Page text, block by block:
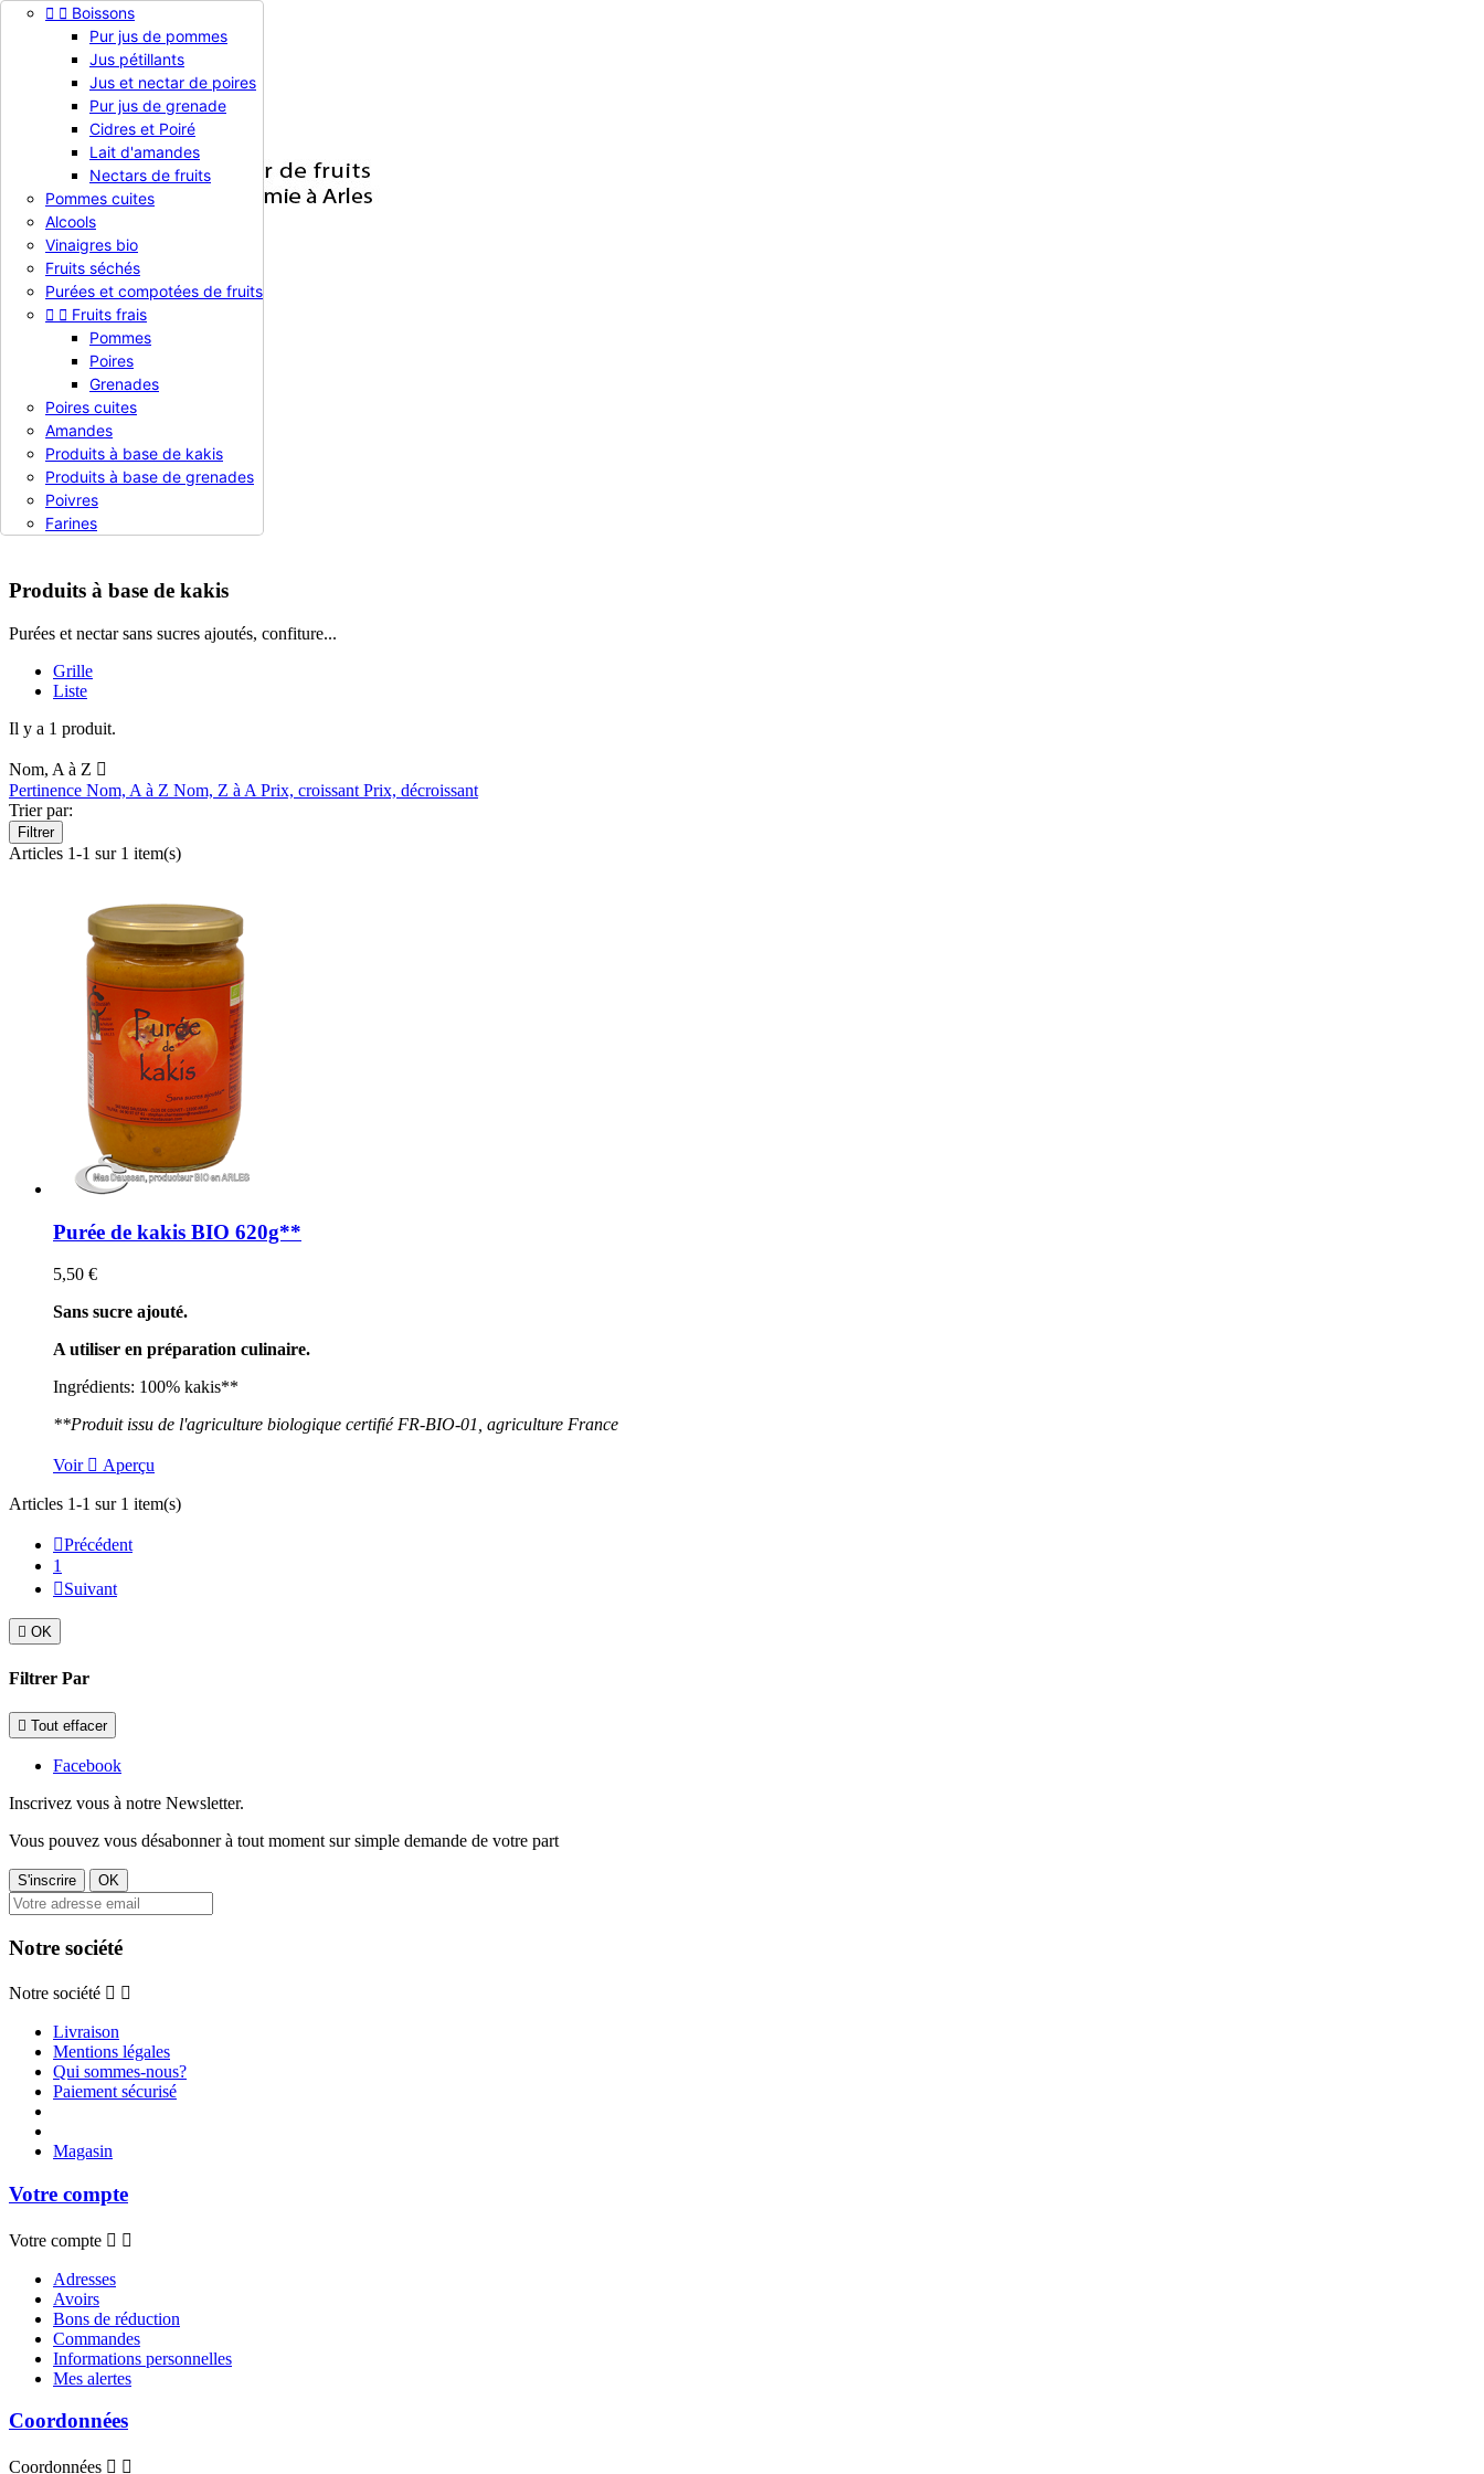
Connexion
Toutes les catégories
Nos Produits
  Boissons
Pur jus de pommes
Jus pétillants
Jus et nectar de poires
Pur jus de grenade
Cidres et Poiré
Lait d'amandes
Nectars de fruits
Pommes cuites
Alcools
Vinaigres bio
Fruits séchés
Purées et compotées de fruits
  Fruits frais
Pommes
Poires
Grenades
Poires cuites
Amandes
Produits à base de kakis
Produits à base de grenades
Poivres
Farines
NOS CERTIFICATS
Agenda
PRESSE
Panier Produit(0)
Accueil
Nos Produits
Produits à base de kakis
Produits à base de kakis
Purées et nectar sans sucres ajoutés, confiture...
Grille
Liste
Il y a 1 produit.
Nom, A à Z 
Pertinence Nom, A à Z Nom, Z à A Prix, croissant Prix, décroissant
Trier par:
Filtrer
Articles 1-1 sur 1 item(s)
Purée de kakis BIO 620g**
5,50 €
Sans sucre ajouté.
A utiliser en préparation culinaire.
Ingrédients: 100% kakis**
**Produit issu de l'agriculture biologique certifié FR-BIO-01, agriculture France
Voir  Aperçu
Articles 1-1 sur 1 item(s)
Précédent
1
Suivant
 OK
Filtrer Par
 Tout effacer
Facebook
Inscrivez vous à notre Newsletter.
Vous pouvez vous désabonner à tout moment sur simple demande de votre part
Notre société
Notre société  
Livraison
Mentions légales
Qui sommes-nous?
Paiement sécurisé
Magasin
Votre compte
Votre compte  
Adresses
Avoirs
Bons de réduction
Commandes
Informations personnelles
Mes alertes
Coordonnées
Coordonnées  